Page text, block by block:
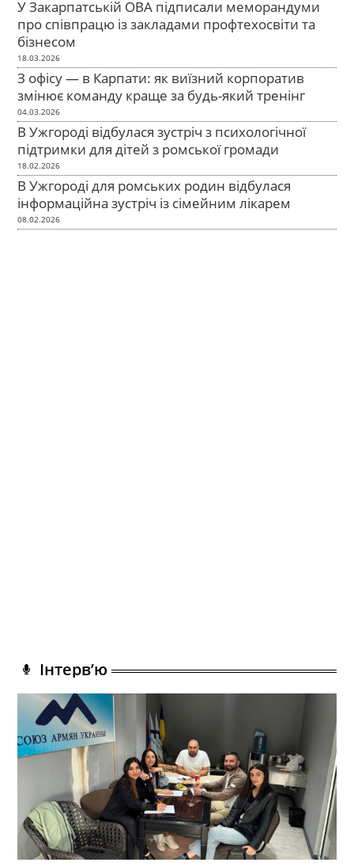
У Закарпатській ОВА підписали меморандуми
про співпрацю із закладами профтехосвіти та
бізнесом
18.03.2026
З офісу — в Карпати: як виїзний корпоратив
змінює команду краще за будь-який тренінг
04.03.2026
В Ужгороді відбулася зустріч з психологічної
підтримки для дітей з ромської громади
18.02.2026
В Ужгороді для ромських родин відбулася
інформаційна зустріч із сімейним лікарем
08.02.2026
Інтерв’ю